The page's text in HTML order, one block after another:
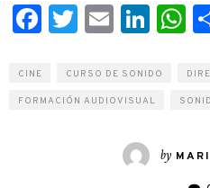
Facebook
Twitter
Email
CINE CURSO DE SONIDO
FORMACIÓN AUDIOVISUAL
by